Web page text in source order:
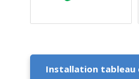
Installation tableau